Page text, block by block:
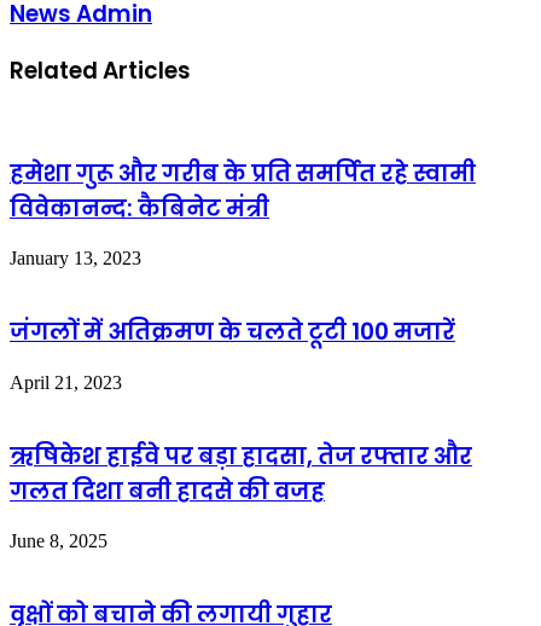
News Admin
Related Articles
हमेशा गुरू और गरीब के प्रति समर्पित रहे स्वामी
विवेकानन्द: कैबिनेट मंत्री
January 13, 2023
जंगलों में अतिक्रमण के चलते टूटी 100 मजारें
April 21, 2023
ऋषिकेश हाईवे पर बड़ा हादसा, तेज रफ्तार और
गलत दिशा बनी हादसे की वजह
June 8, 2025
वृक्षों को बचाने की लगायी गुहार